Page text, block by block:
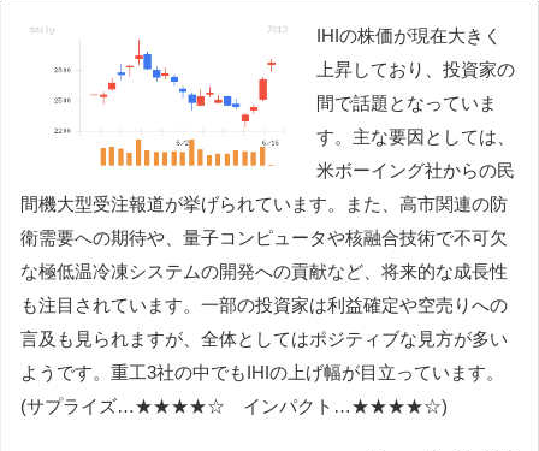
IHIの株価が現在大きく
上昇しており、投資家の
間で話題となっていま
す。主な要因としては、
米ボーイング社からの民
間機大型受注報道が挙げられています。また、高市関連の防
衛需要への期待や、量子コンピュータや核融合技術で不可欠
な極低温冷凍システムの開発への貢献など、将来的な成長性
も注目されています。一部の投資家は利益確定や空売りへの
言及も見られますが、全体としてはポジティブな見方が多い
ようです。重工3社の中でもIHIの上げ幅が目立っています。
(サプライズ…★★★★☆ インパクト…★★★★☆)